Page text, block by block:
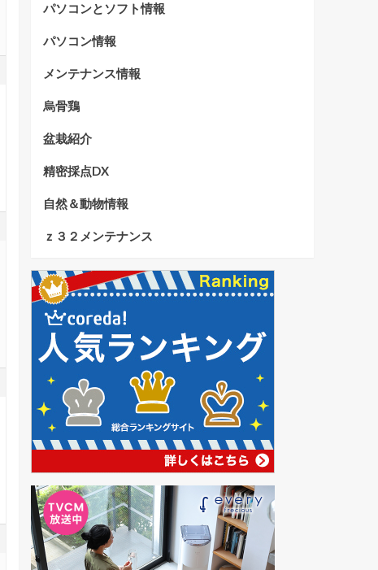
パソコンとソフト情報
パソコン情報
メンテナンス情報
烏骨鶏
盆栽紹介
精密採点DX
自然＆動物情報
ｚ３２メンテナンス